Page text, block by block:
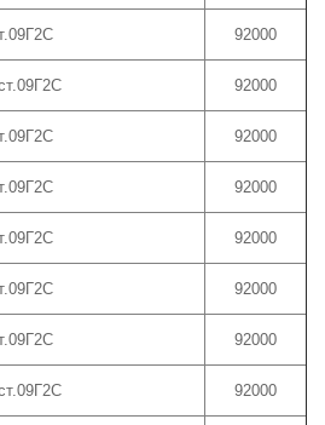
92000
92000
92000
92000
92000
92000
92000
92000